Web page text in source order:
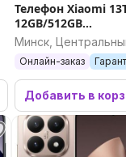
Телефон Xiaomi
12GB/512GB
международная
(зеленый луг)
Минск,
Онлайн-заказ
Добавить в